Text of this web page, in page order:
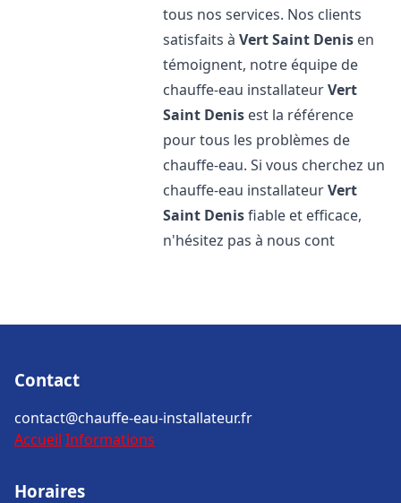
tous nos services. Nos clients
satisfaits àVert Saint Denis en
témoignent, notre équipe de
chauffe-eau installateurVert
Saint Denis est la référence
pour tous les problèmes de
chauffe-eau. Si vous cherchez un
chauffe-eau installateurVert
Saint Denisfiable et efficace,
n'hésitez pas à nous cont
Contact
contact@chauffe-eau-installateur.fr
Accueil Informations
Horaires